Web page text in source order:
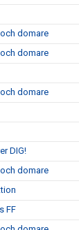
domare
domare
domare
DIG!
domare
FF